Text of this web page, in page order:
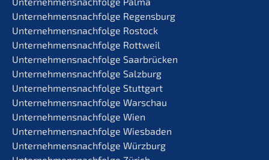
Unternehmens­nachfolge Regensburg
Unternehmens­nachfolge Rostock
Unternehmens­nachfolge Rottweil
Unternehmens­nachfolge Saarbrücken
Unternehmens­nachfolge Salzburg
Unternehmens­nachfolge Stuttgart
Unternehmens­nachfolge Warschau
Unternehmens­nachfolge Wien
Unternehmens­nachfolge Wiesbaden
Unternehmens­nachfolge Würzburg